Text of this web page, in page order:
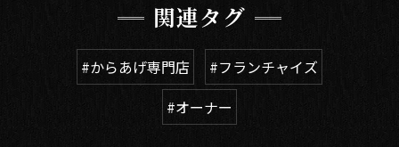
関連タグ
#からあげ専門店
#フランチャイズ
#オーナー